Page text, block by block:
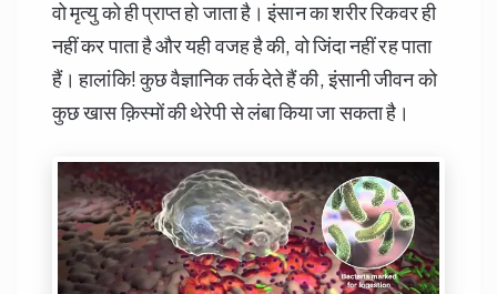
वो मृत्यु को ही प्राप्त हो जाता है। इंसान का शरीर रिकवर ही
नहीं कर पाता है और यही वजह है की, वो जिंदा नहीं रह पाता
हैं। हालांकि! कुछ वैज्ञानिक तर्क देते हैं की, इंसानी जीवन को
कुछ खास क़िस्मों की थेरेपी से लंबा किया जा सकता है।